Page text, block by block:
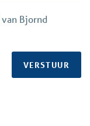
van Bjornd
VERSTUUR